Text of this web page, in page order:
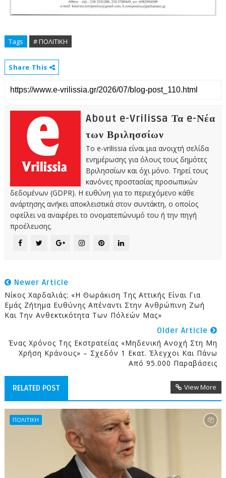
Tags # ΠΟΛΙΤΙΚΗ
Share This
About e-Vrilissa Τα e-Νέα
των Βριλησσίων
Το e-vrilissia είναι μια ανοιχτή σελίδα
ενημέρωσης για όλους τους δημότες
Βριλησσίων και όχι μόνο. Τηρεί τους
κανόνες προστασίας προσωπικών
δεδομένων (GDPR). Η ευθύνη για το περιεχόμενο κάθε
ανάρτησης ανήκει αποκλειστικά στον συντάκτη, ο οποίος
οφείλει να αναφέρει το ονοματεπώνυμό του ή την πηγή
προέλευσης.
Newer Article
Νίκος Χαρδαλιάς: «Η Θωράκιση Της Αττικής Είναι Για
Εμάς Ζήτημα Ευθύνης Απέναντι Στην Ανθρώπινη Ζωή
Και Την Ανθεκτικότητα Των Πόλεών Μας»
Older Article
Ένας Χρόνος Της Εκστρατείας «Μηδενική Ανοχή Στη Μη
Χρήση Κράνους» – Σχεδόν 1 Εκατ. Έλεγχοι Και Πάνω
Από 95.000 Παραβάσεις
RELATED POST View More
ΠΟΛΙΤΙΚΗ